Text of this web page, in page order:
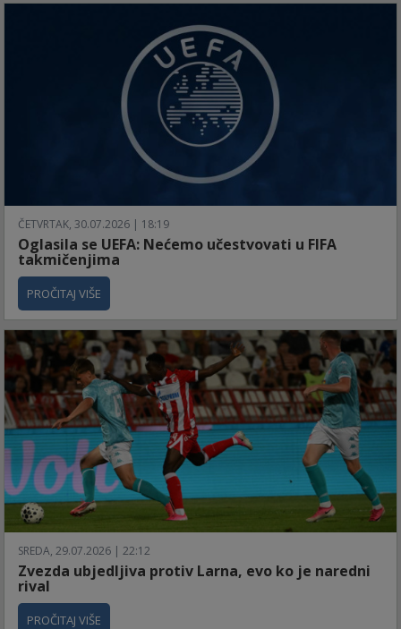
ČETVRTAK, 30.07.2026 | 18:19
Oglasila se UEFA: Nećemo učestvovati u FIFA
takmičenjima
PROČITAJ VIŠE
SREDA, 29.07.2026 | 22:12
Zvezda ubjedljiva protiv Larna, evo ko je naredni
rival
PROČITAJ VIŠE